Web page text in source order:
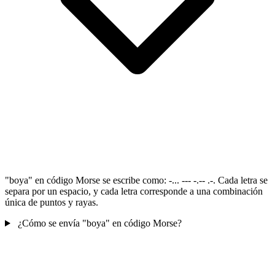
"boya" en código Morse se escribe como: -... --- -.-- .-. Cada letra se
separa por un espacio, y cada letra corresponde a una combinación
única de puntos y rayas.
¿Cómo se envía "boya" en código Morse?